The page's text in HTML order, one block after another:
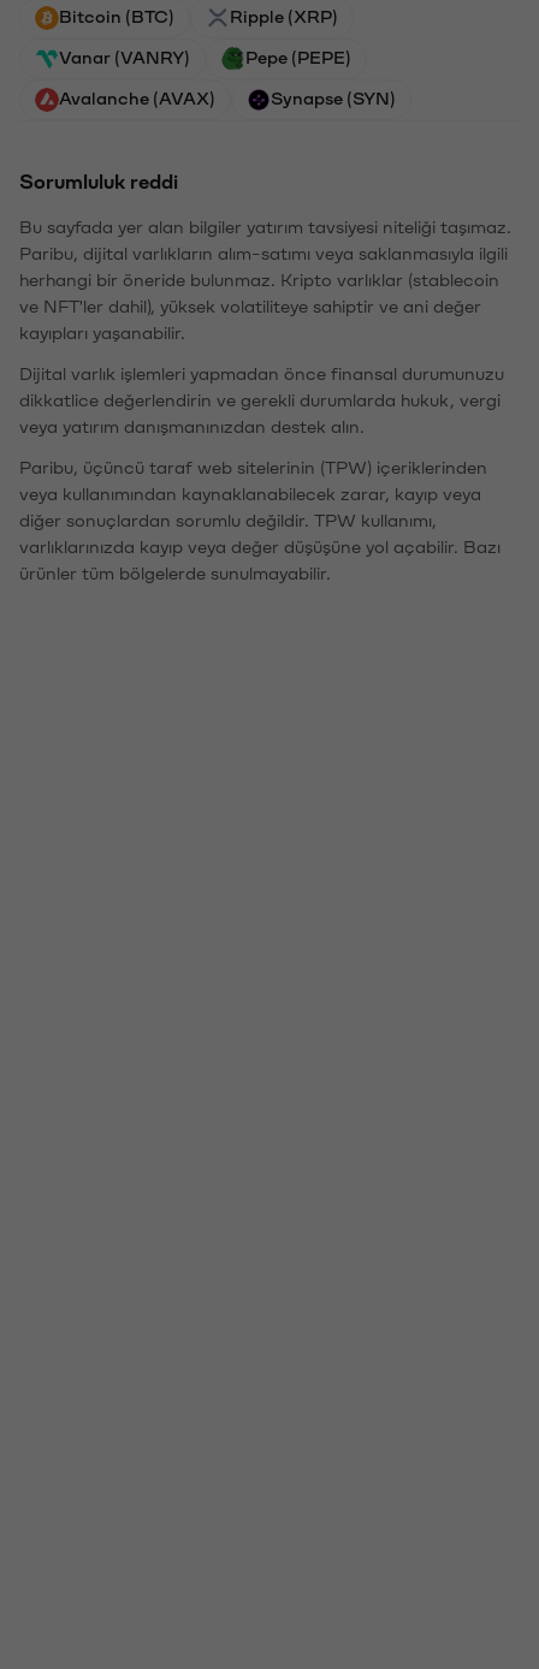
Bitcoin (BTC) Ripple (XRP)
Vanar (VANRY) Pepe (PEPE)
Avalanche (AVAX) Synapse (SYN)
Sorumluluk reddi
Bu sayfada yer alan bilgiler yatırım tavsiyesi niteliği taşımaz.
Paribu, dijital varlıkların alım-satımı veya saklanmasıyla ilgili
herhangi bir öneride bulunmaz. Kripto varlıklar (stablecoin
ve NFT'ler dahil), yüksek volatiliteye sahiptir ve ani değer
kayıpları yaşanabilir.
Dijital varlık işlemleri yapmadan önce finansal durumunuzu
dikkatlice değerlendirin ve gerekli durumlarda hukuk, vergi
veya yatırım danışmanınızdan destek alın.
Paribu, üçüncü taraf web sitelerinin (TPW) içeriklerinden
veya kullanımından kaynaklanabilecek zarar, kayıp veya
diğer sonuçlardan sorumlu değildir. TPW kullanımı,
varlıklarınızda kayıp veya değer düşüşüne yol açabilir. Bazı
ürünler tüm bölgelerde sunulmayabilir.